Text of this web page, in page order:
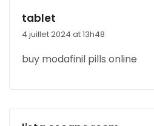
tablet
4 juillet 2024 at 13h48
buy modafinil pills online